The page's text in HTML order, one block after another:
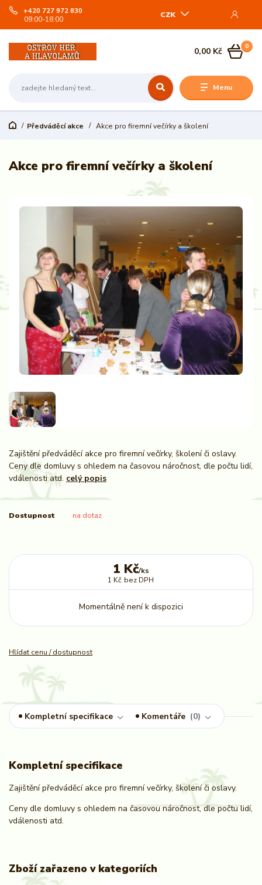
Menu
CZK
+420 727 972 830
09:00-18:00
0
0,00 Kč
Předváděcí akce Akce pro firemní večírky a školení
Akce pro firemní večírky a školení
Zajištění předváděcí akce pro firemní večírky, školení či oslavy.
Ceny dle domluvy s ohledem na časovou náročnost, dle počtu lidí,
vdálenosti atd. celý popis
Dostupnost na dotaz
1 Kč/ks
1 Kč bez DPH
Momentálně není k dispozici
Hlídat cenu / dostupnost
Kompletní specifikace Komentáře 0
Kompletní specifikace
Zajištění předváděcí akce pro firemní večírky, školení či oslavy.
Ceny dle domluvy s ohledem na časovou náročnost, dle počtu lidí,
vdálenosti atd.
Zboží zařazeno v kategoriích